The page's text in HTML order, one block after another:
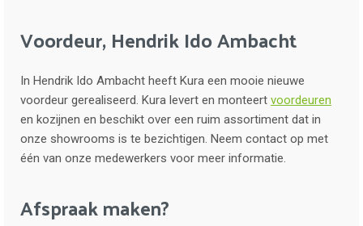
Voordeur, Hendrik Ido Ambacht
In Hendrik Ido Ambacht heeft Kura een mooie nieuwe
voordeur gerealiseerd. Kura levert en monteert voordeuren
en kozijnen en beschikt over een ruim assortiment dat in
onze showrooms is te bezichtigen. Neem contact op met
één van onze medewerkers voor meer informatie.
Afspraak maken?